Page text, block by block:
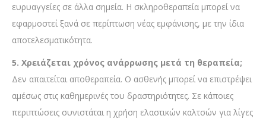
ευρυαγγείες σε άλλα σημεία. Η σκληροθεραπεία μπορεί να
εφαρμοστεί ξανά σε περίπτωση νέας εμφάνισης, με την ίδια
αποτελεσματικότητα.
5. Χρειάζεται χρόνος ανάρρωσης μετά τη θεραπεία;
Δεν απαιτείται αποθεραπεία. Ο ασθενής μπορεί να επιστρέψει
αμέσως στις καθημερινές του δραστηριότητες. Σε κάποιες
περιπτώσεις συνιστάται η χρήση ελαστικών καλτσών για λίγες